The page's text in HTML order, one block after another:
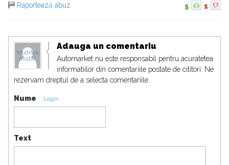
Raportează abuz
5 1
Modifica
avatar
Adauga un comentariu
Automarket nu este responsabil pentru acuratetea
informatiilor din comentariile postate de cititori. Ne
rezervam dreptul de a selecta comentariile.
Nume Login
Text